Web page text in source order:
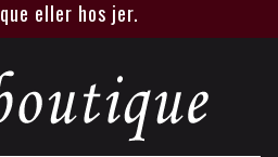
eller hos jer.